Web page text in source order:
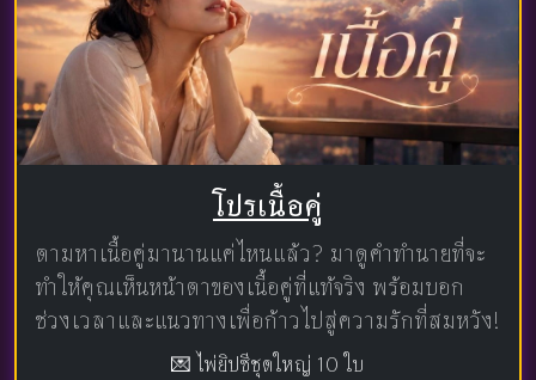
โปรเนื้อคู่
ตามหาเนื้อคู่มานานแค่ไหนแล้ว? มาดูคำทำนายที่จะ
ทำให้คุณเห็นหน้าตาของเนื้อคู่ที่แท้จริง พร้อมบอก
ช่วงเวลาและแนวทางเพื่อก้าวไปสู่ความรักที่สมหวัง!
💌 ไพ่ยิปซีชุดใหญ่ 10 ใบ